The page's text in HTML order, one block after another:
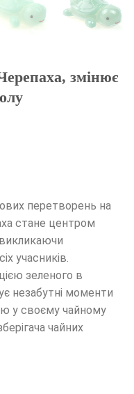
змінює
перетворень на
стане центром
учасників.
зеленого в
незабутні моменти
у своєму чайному
чайних